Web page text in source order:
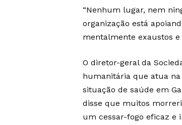
“Nenhum lugar, nem
organização está
mentalmente exaustos e
O diretor-geral da
humanitária que atua
situação de saúde em
disse que muitos
um cessar-fogo eficaz e